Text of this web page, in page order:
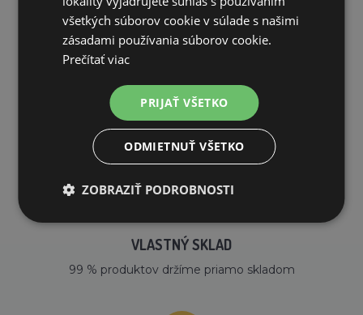
DOPRAVA ZDARMA
na všetky objednávky od 200€ vrátane DPH.
VLASTNÝ SKLAD
99 % produktov držíme priamo skladom
všetkých súborov cookie v súlade s našimi
zásadami používania súborov cookie.
Prečítať viac
PRIJAŤ VŠETKO
ODMIETNUŤ VŠETKO
ZOBRAZIŤ PODROBNOSTI